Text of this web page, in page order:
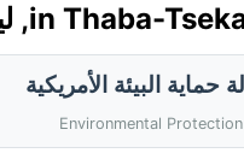
حماية البيئة الأمريكية
Environmental